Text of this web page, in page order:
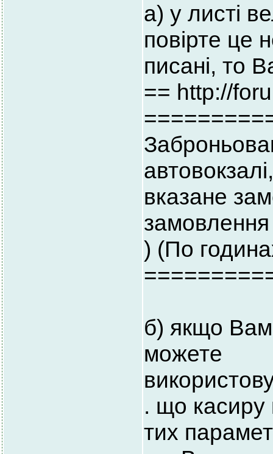
а) у листі
повірте це
писані, то
== http://
вказане
) (По
б) якщо Вам
можете
. що касиру
тих